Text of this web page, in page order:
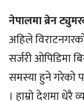
नेपालमा ब्रेन
अहिले
सर्जरी ओपिडिमा
समस्या हुने गरेको
। हाम्रो देशमा